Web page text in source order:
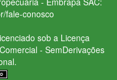
fale-conosco
sob a Licença
- SemDerivações